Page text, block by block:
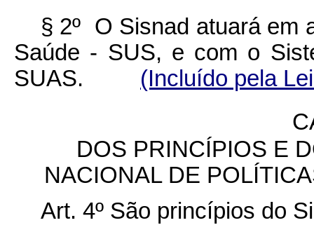
§ 2º O Sisnad atuará em
Saúde - SUS, e com o
SUAS. (Incluído pela
DOS PRINCÍPIOS E
NACIONAL DE
Art. 4º São princípios do